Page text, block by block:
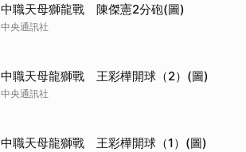
中職天母獅龍戰 陳傑憲2分砲(圖)
中央通訊社
中職天母龍獅戰 王彩樺開球（2）(圖)
中央通訊社
中職天母龍獅戰 王彩樺開球（1）(圖)